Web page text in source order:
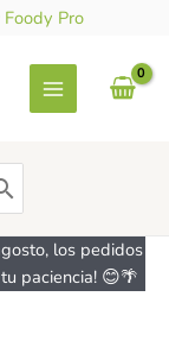
Pro
los pedidos
paciencia! 😊🌴